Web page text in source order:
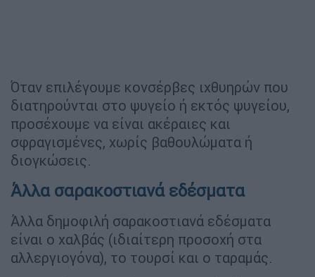
Όταν επιλέγουμε κονσέρβες ιχθυηρών που
διατηρούνται στο ψυγείο ή εκτός ψυγείου,
προσέχουμε να είναι ακέραιες και
σφραγισμένες, χωρίς βαθουλώματα ή
διογκώσεις.
Άλλα σαρακοστιανά εδέσματα
Άλλα δημοφιλή σαρακοστιανά εδέσματα
είναι ο χαλβάς (ιδιαίτερη προσοχή στα
αλλεργιογόνα), το τουρσί και ο ταραμάς.